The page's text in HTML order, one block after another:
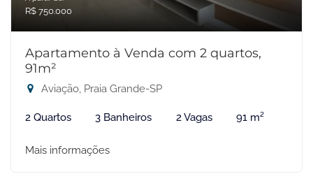
R$ 750.000
Apartamento à Venda com 2 quartos,
91m²
Aviação, Praia Grande-SP
2 Quartos 3 Banheiros 2 Vagas 91 m²
Mais informações